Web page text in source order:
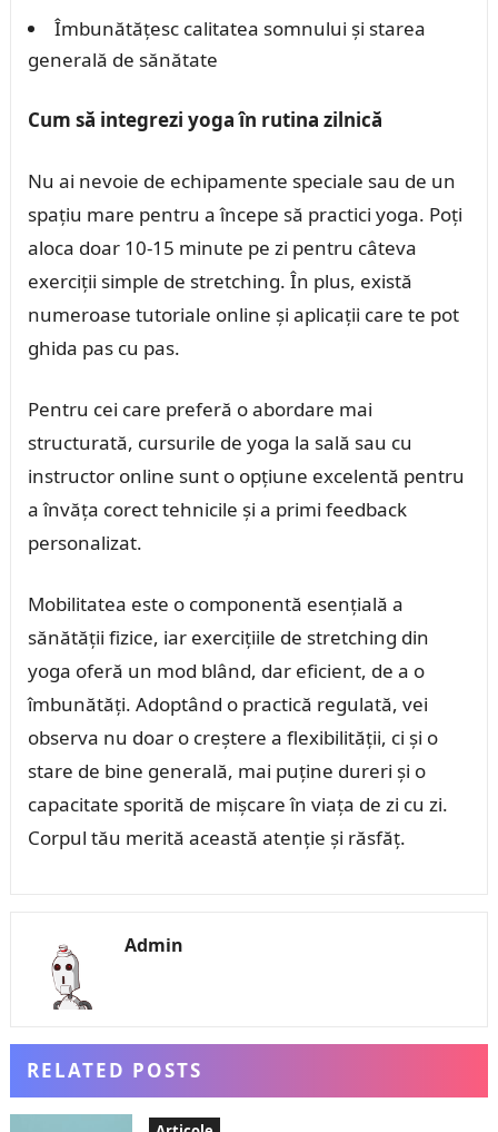
Îmbunătățesc calitatea somnului și starea
generală de sănătate
Cum să integrezi yoga în rutina zilnică
Nu ai nevoie de echipamente speciale sau de un
spațiu mare pentru a începe să practici yoga. Poți
aloca doar 10-15 minute pe zi pentru câteva
exerciții simple de stretching. În plus, există
numeroase tutoriale online și aplicații care te pot
ghida pas cu pas.
Pentru cei care preferă o abordare mai
structurată, cursurile de yoga la sală sau cu
instructor online sunt o opțiune excelentă pentru
a învăța corect tehnicile și a primi feedback
personalizat.
Mobilitatea este o componentă esențială a
sănătății fizice, iar exercițiile de stretching din
yoga oferă un mod blând, dar eficient, de a o
îmbunătăți. Adoptând o practică regulată, vei
observa nu doar o creștere a flexibilității, ci și o
stare de bine generală, mai puține dureri și o
capacitate sporită de mișcare în viața de zi cu zi.
Corpul tău merită această atenție și răsfăț.
Admin
RELATED POSTS